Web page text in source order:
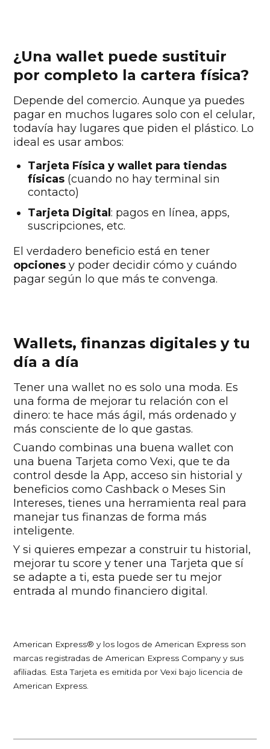
¿Una wallet puede sustituir
por completo la cartera física?
Depende del comercio. Aunque ya puedes
pagar en muchos lugares solo con el celular,
todavía hay lugares que piden el plástico. Lo
ideal es usar ambos:
Tarjeta Física y wallet para tiendas
físicas (cuando no hay terminal sin
contacto)
Tarjeta Digital: pagos en línea, apps,
suscripciones, etc.
El verdadero beneficio está en tener
opciones y poder decidir cómo y cuándo
pagar según lo que más te convenga.
Wallets, finanzas digitales y tu
día a día
Tener una wallet no es solo una moda. Es
una forma de mejorar tu relación con el
dinero: te hace más ágil, más ordenado y
más consciente de lo que gastas.
Cuando combinas una buena wallet con
una buena Tarjeta como Vexi, que te da
control desde la App, acceso sin historial y
beneficios como Cashback o Meses Sin
Intereses, tienes una herramienta real para
manejar tus finanzas de forma más
inteligente.
Y si quieres empezar a construir tu historial,
mejorar tu score y tener una Tarjeta que sí
se adapte a ti, esta puede ser tu mejor
entrada al mundo financiero digital.
American Express® y los logos de American Express son
marcas registradas de American Express Company y sus
afiliadas. Esta Tarjeta es emitida por Vexi bajo licencia de
American Express.